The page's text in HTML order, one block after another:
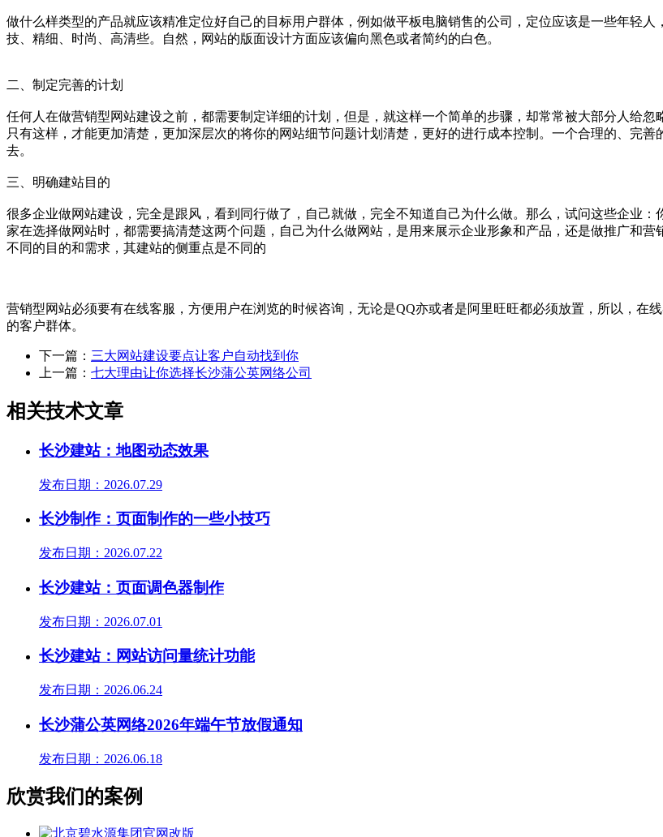
做什么样类型的产品就应该精准定位好自己的目标用户群体，例如做平板电脑销售的公司，定位应该是一些年轻
技、精细、时尚、高清些。自然，网站的版面设计方面应该偏向黑色或者简约的白色。
二、制定完善的计划
任何人在做营销型网站建设之前，都需要制定详细的计划，但是，就这样一个简单的步骤，却常常被大部分人给
只有这样，才能更加清楚，更加深层次的将你的网站细节问题计划清楚，更好的进行成本控制。一个合理的、完
去。
三、明确建站目的
很多企业做网站建设，完全是跟风，看到同行做了，自己就做，完全不知道自己为什么做。那么，试问这些企业
家在选择做网站时，都需要搞清楚这两个问题，自己为什么做网站，是用来展示企业形象和产品，还是做推广和
不同的目的和需求，其建站的侧重点是不同的
营销型网站必须要有在线客服，方便用户在浏览的时候咨询，无论是QQ亦或者是阿里旺旺都必须放置，所以，在
的客户群体。
下一篇： 三大网站建设要点让客户自动找到你
上一篇： 七大理由让你选择长沙蒲公英网络公司
相关技术文章
长沙建站：地图动态效果
发布日期：2026.07.29
长沙制作：页面制作的一些小技巧
发布日期：2026.07.22
长沙建站：页面调色器制作
发布日期：2026.07.01
长沙建站：网站访问量统计功能
发布日期：2026.06.24
长沙蒲公英网络2026年端午节放假通知
发布日期：2026.06.18
欣赏我们的案例